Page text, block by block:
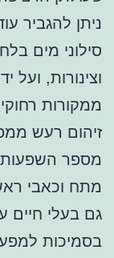
ניתן להגביר
סילוני מים
וצינורות,
ממקורות
זיהום רעש
מספר השפעות
מתח וכאבי
גם בעלי חיים
בסמיכות